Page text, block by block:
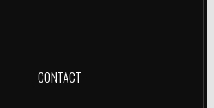
CONTACT